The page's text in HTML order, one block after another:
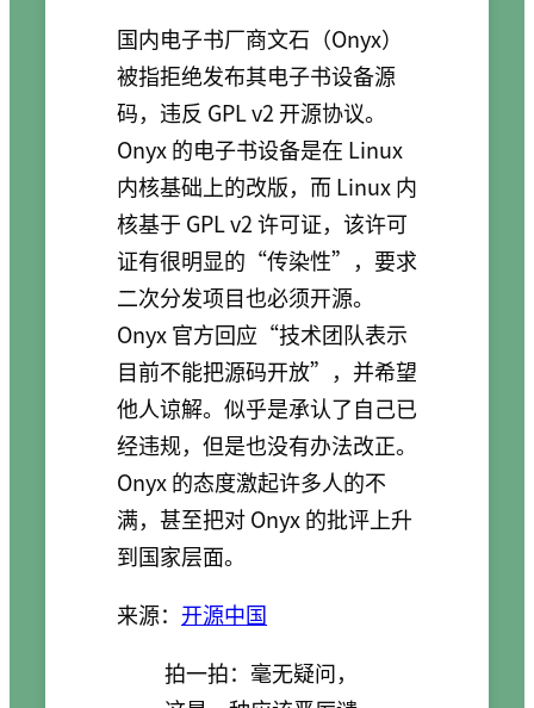
国内电子书厂商文石（Onyx）
被指拒绝发布其电子书设备源
码，违反 GPL v2 开源协议。
Onyx 的电子书设备是在 Linux
内核基础上的改版，而 Linux 内
核基于 GPL v2 许可证，该许可
证有很明显的“传染性”，要求
二次分发项目也必须开源。
Onyx 官方回应“技术团队表示
目前不能把源码开放”，并希望
他人谅解。似乎是承认了自己已
经违规，但是也没有办法改正。
Onyx 的态度激起许多人的不
满，甚至把对 Onyx 的批评上升
到国家层面。
来源： 开源中国
拍一拍：毫无疑问，